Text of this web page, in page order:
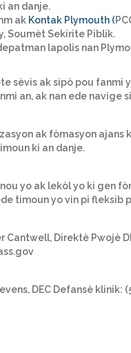
an danje.
ak Kontak Plymouth (
Soumèt Sekirite Piblik.
lapolis nan
sèvis ak sipò pou fanmi
an, ak nan ede navige
ak fòmasyon
ki an danje.
yo ak lekòl yo ki gen
timoun yo vin pi fleksib
Direktè Pwojè
DEC Defansè klinik: